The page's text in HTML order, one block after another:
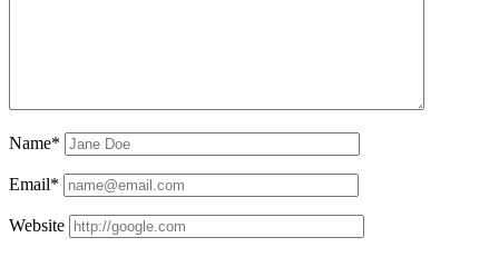
Name*
Email*
Website